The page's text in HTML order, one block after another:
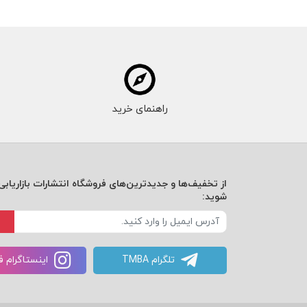
راهنمای خرید
از تخفیف‌ها و جدیدترین‌های فروشگاه انتشارات
شوید:
تلگرام TMBA